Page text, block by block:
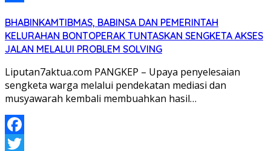
BHABINKAMTIBMAS, BABINSA DAN PEMERINTAH
KELURAHAN BONTOPERAK TUNTASKAN SENGKETA AKSES
JALAN MELALUI PROBLEM SOLVING
Liputan7aktua.com PANGKEP – Upaya penyelesaian
sengketa warga melalui pendekatan mediasi dan
musyawarah kembali membuahkan hasil…
Facebook